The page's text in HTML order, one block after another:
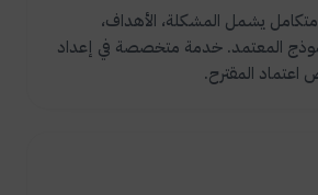
يشمل المشكلة، الأهداف،
المعتمد. خدمة متخصصة في إعداد
المقترح.